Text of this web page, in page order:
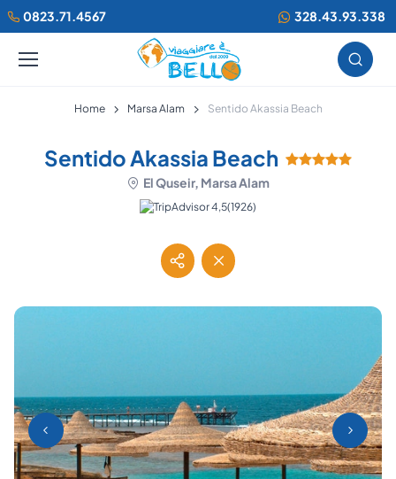
0823.71.4567 328.43.93.338
Home Marsa Alam Sentido Akassia Beach
Sentido Akassia Beach
El Quseir, Marsa Alam
(1926)